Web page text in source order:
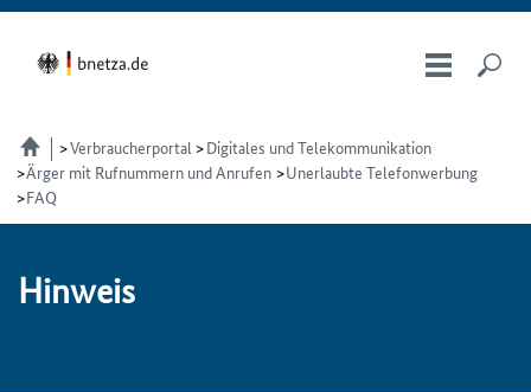
Verbraucherportal
Digitales und Telekommunikation
Ärger mit Rufnummern und Anrufen
Unerlaubte Telefonwerbung
FAQ
Hin­weis